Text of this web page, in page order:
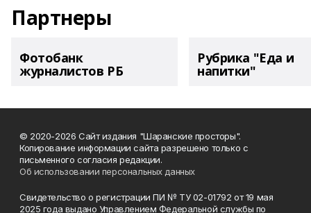
Партнеры
Фотобанк
журналистов РБ
Рубрика "Еда и
напитки"
© 2020-2026 Сайт издания "Шаранские просторы".
Копирование информации сайта разрешено только с
письменного согласия редакции.
Об использовании персональных данных
Свидетельство о регистрации ПИ № ТУ 02-01792 от 19 мая
2025 года выдано Управлением Федеральной службы по